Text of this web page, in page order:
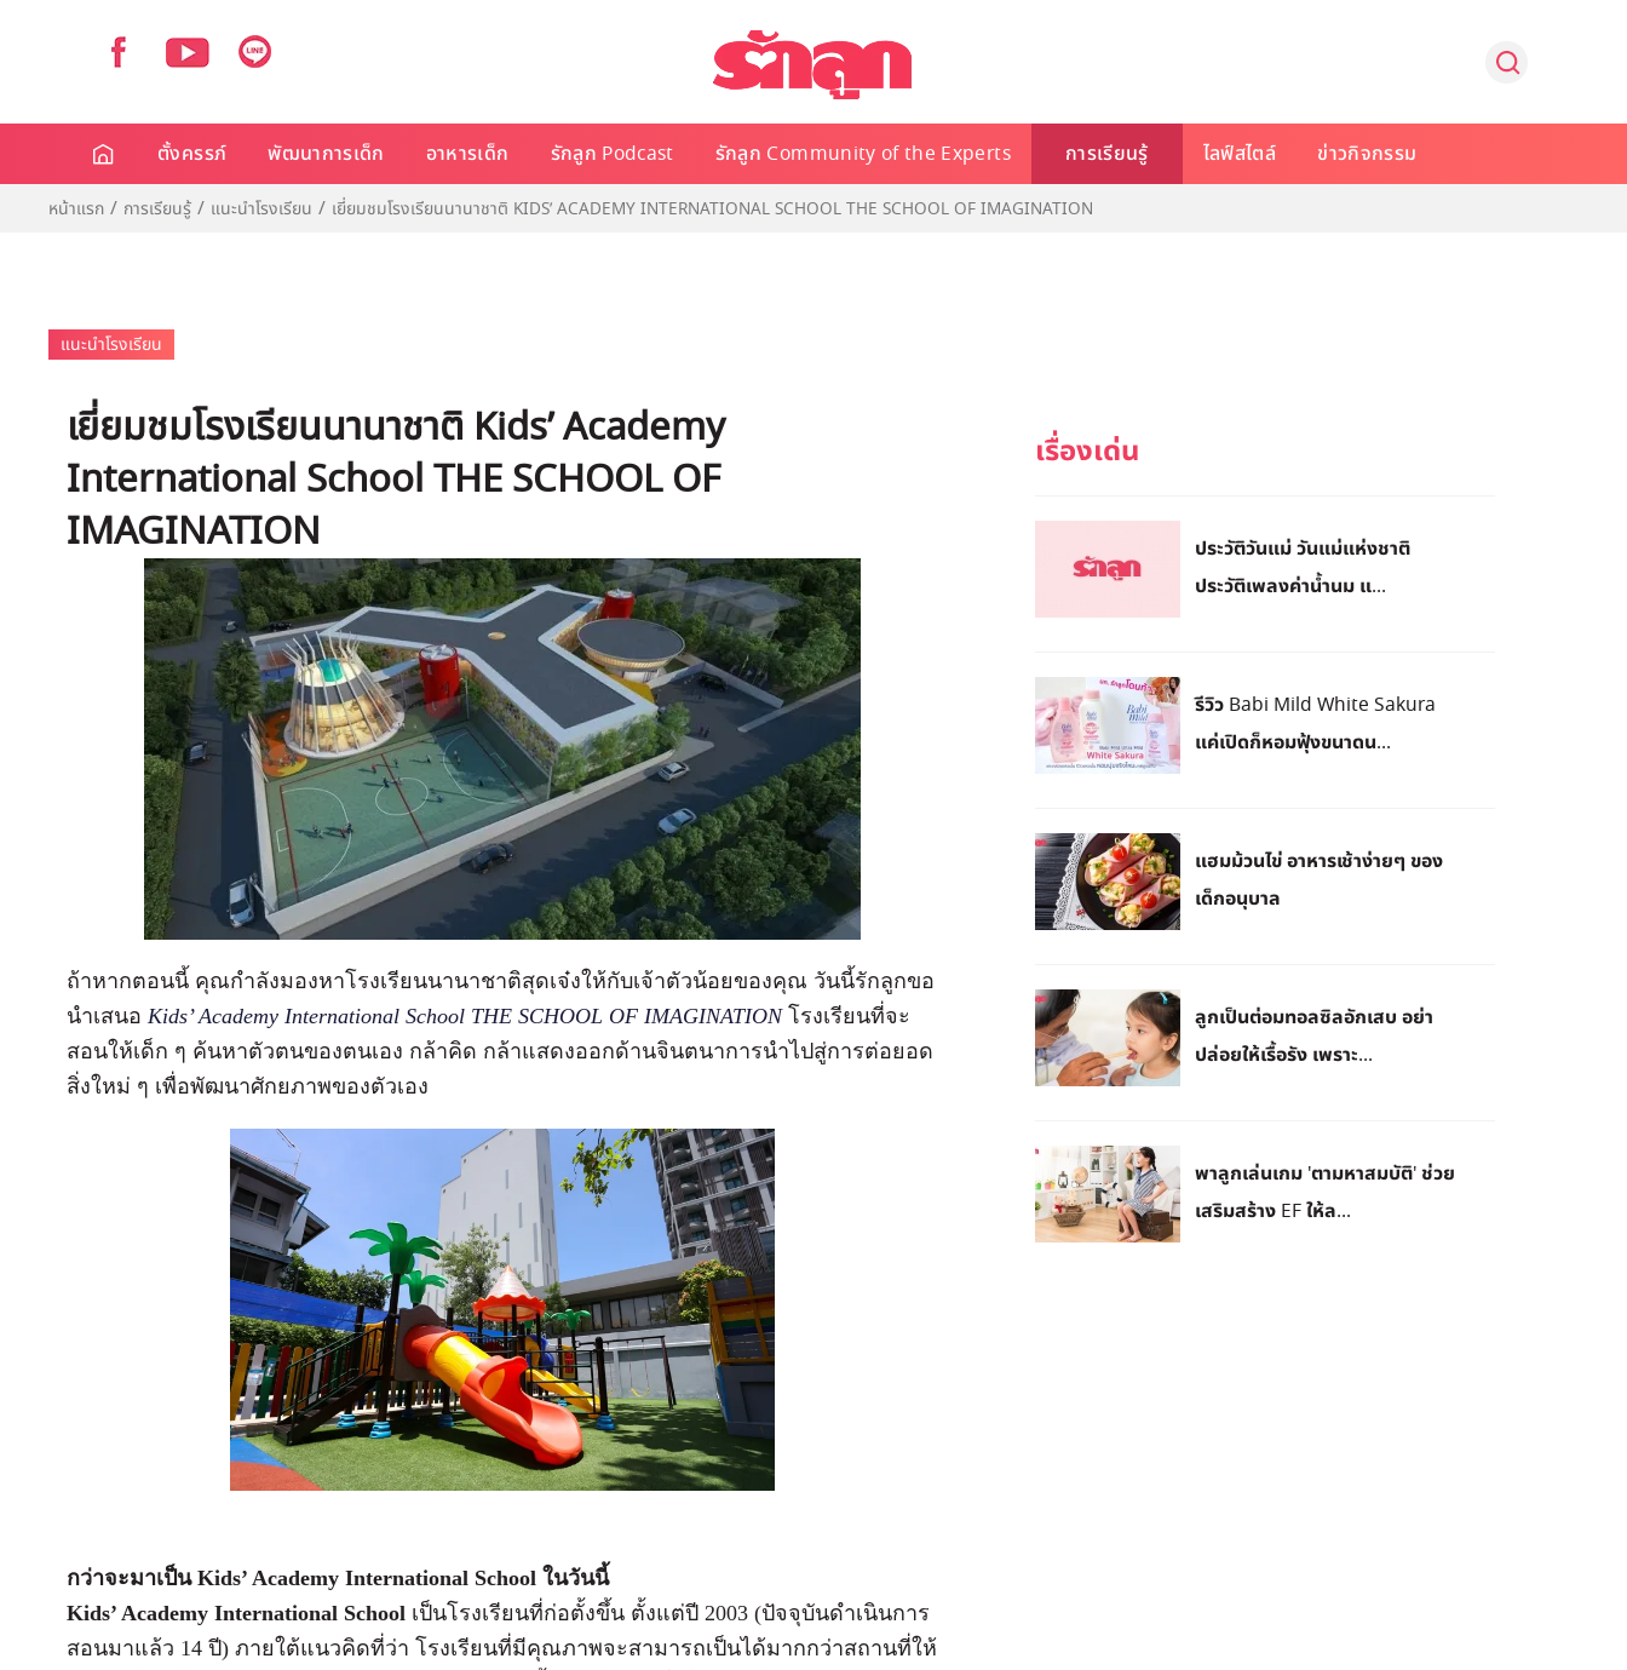
ตั้งครรภ์ พัฒนาการเด็ก อาหารเด็ก รักลูก Podcast รักลูก Community of the Experts การเรียนรู้ ไลฟ์สไตล์ ข่าวกิจกรรม
หน้าแรก การเรียนรู้ แนะนำโรงเรียน เยี่ยมชมโรงเรียนนานาชาติ KIDS’ ACADEMY INTERNATIONAL SCHOOL THE SCHOOL OF IMAGINATION
แนะนำโรงเรียน
เยี่ยมชมโรงเรียนนานาชาติ Kids’ Academy
International School THE SCHOOL OF
IMAGINATION
ถ้าหากตอนนี้ คุณกำลังมองหาโรงเรียนนานาชาติสุดเจ๋งให้กับเจ้าตัวน้อยของคุณ วันนี้รักลูกขอ
นำเสนอ Kids’ Academy International School THE SCHOOL OF IMAGINATIONโรงเรียนที่จะ
สอนให้เด็ก ๆ ค้นหาตัวตนของตนเอง กล้าคิด กล้าแสดงออกด้านจินตนาการนำไปสู่การต่อยอด
สิ่งใหม่ ๆ เพื่อพัฒนาศักยภาพของตัวเอง
กว่าจะมาเป็น Kids’ Academy International School ในวันนี้
Kids’ Academy International School เป็นโรงเรียนที่ก่อตั้งขึ้น ตั้งแต่ปี 2003 (ปัจจุบันดำเนินการ
สอนมาแล้ว 14 ปี) ภายใต้แนวคิดที่ว่า โรงเรียนที่มีคุณภาพจะสามารถเป็นได้มากกว่าสถานที่ให้
ประวัติวันแม่ วันแม่แห่งชาติ
ประวัติเพลงค่าน้ำนม แ...
รีวิว Babi Mild White Sakura
แค่เปิดก็หอมฟุ้งขนาดน...
แฮมม้วนไข่ อาหารเช้าง่ายๆ ของ
เด็กอนุบาล
ลูกเป็นต่อมทอลซิลอักเสบ อย่า
ปล่อยให้เรื้อรัง เพราะ...
พาลูก​เล่นเกม 'ตามหาสมบัติ' ช่วย
เสริมสร้าง EF ให้ล...